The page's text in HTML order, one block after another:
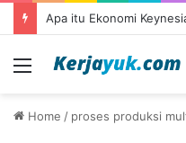
Apa itu Ekonomi
Menu
Home / proses produksi